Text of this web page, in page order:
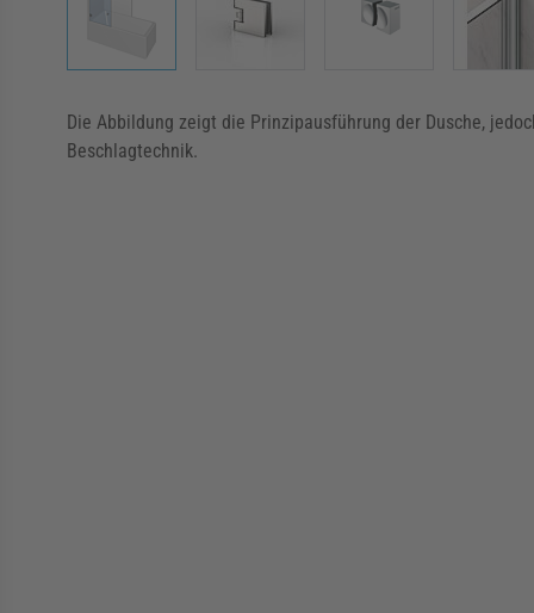
Die Abbildung zeigt die Prinzipausführung der Dusche,
Beschlagtechnik.